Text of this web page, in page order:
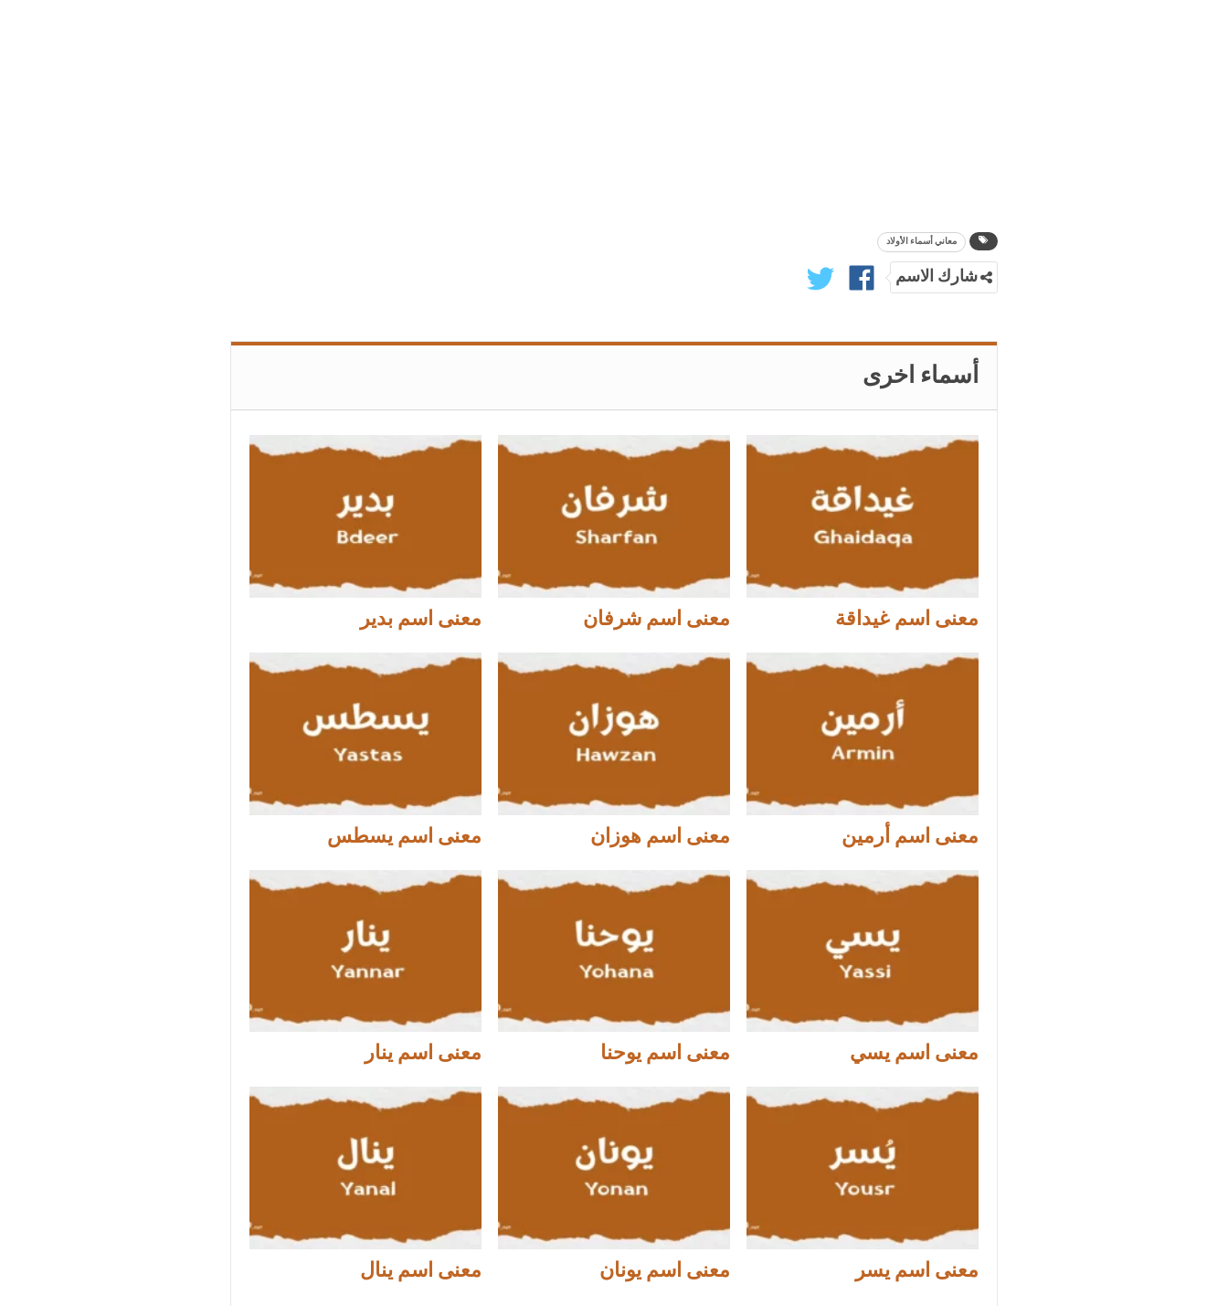
معاني أسماء الأولاد
شارك الاسم
أسماء اخرى
معنى اسم غيداقة معنى اسم شرفان معنى اسم بدير
معنى اسم أرمين معنى اسم هوزان معنى اسم يسطس
معنى اسم يسي معنى اسم يوحنا معنى اسم ينار
معنى اسم يسر معنى اسم يونان معنى اسم ينال